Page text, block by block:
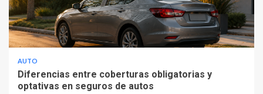
AUTO
Diferencias entre coberturas obligatorias y
optativas en seguros de autos